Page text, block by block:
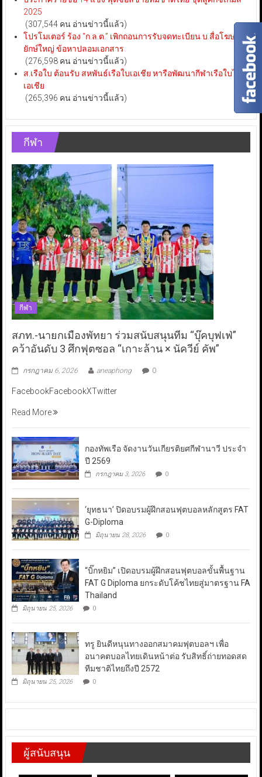
2025
(307,544 คน อ่านข่าวนี้แล้ว)
โปรโมเตอร์ ร้อง “ก.ล.ต.” เพิกถอนการรับจดทะเบียน บ.สื่อโฆษณา
ยักษ์ใหญ่ ข้อหาปลอมเอกสาร
(276,598 คน อ่านข่าวนี้แล้ว)
ส.เรือใบ ต้อนรับ สหพันธ์เรือใบเอเชีย หารือพัฒนากีฬาเรือใบไทย-
เอเชีย
(265,396 คน อ่านข่าวนี้แล้ว)
กีฬา
กีฬา
สภท.-นายกเมืองพัทยา ร่วมสนับสนุนทีม “บุ๊คบุฟเฟ่”
คว้าอันดับ 3 ศึกฟุตซอล “เกาะล้าน × นัควีย์ คัพ”
กรกฎาคม 6, 2026 aneaphong 0
FacebookFacebookXTwitter
Read More
กองทัพเรือ จัดงานวันเกียรติยศกีฬานาวี ประจำ
ปี 2569
กรกฎาคม 3, 2026 0
‘ยุทธนา’ ปิดอบรมผู้ฝึกสอนฟุตบอลหลักสูตร FAT
G-Diploma
มิถุนายน 28, 2026 0
“บิ๊กหยิม” เปิดอบรมผู้ฝึกสอนฟุตบอลขั้นพื้นฐาน
FAT G Diploma ยกระดับโค้ชไทยสู่มาตรฐาน FA
Thailand
มิถุนายน 25, 2026 0
ทรู ยินดีหนุนทางออกสมาคมฟุตบอลฯ เพื่อ
อนาคตบอลไทยเดินหน้าต่อ รับสิทธิ์ถ่ายทอดสด
ทีมชาติไทยถึงปี 2572
มิถุนายน 25, 2026 0
ผู้สนับสนุน